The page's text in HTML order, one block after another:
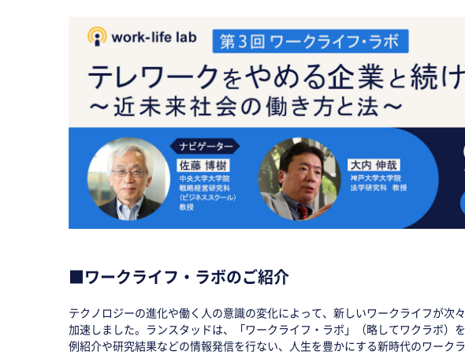
■ワークライフ・ラボのご紹介
テクノロジーの進化や働く人の意識の変化によって、新しいワークライフが次
加速しました。ランスタッドは、「ワークライフ・ラボ」（略してワクラボ）
例紹介や研究結果などの情報発信を行ない、人生を豊かにする新時代のワーク